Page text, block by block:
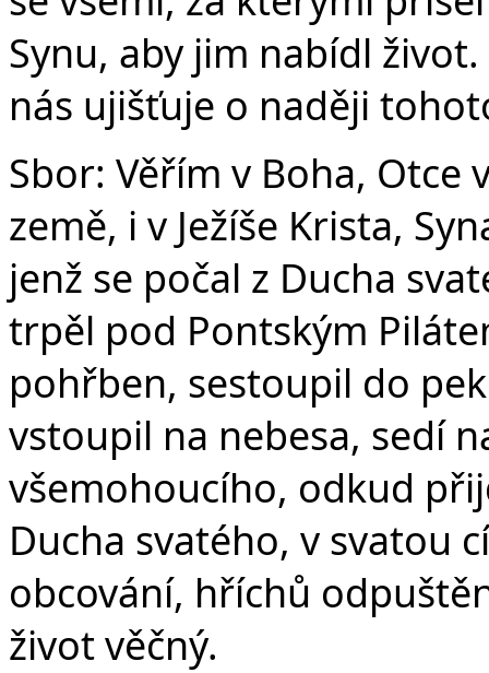
Synu, aby jim nabídl
nás ujišťuje o naději
Sbor: Věřím v Boha,
země, i v Ježíše Krista,
jenž se počal z Ducha
trpěl pod Pontským
pohřben, sestoupil do
vstoupil na nebesa, sedí
všemohoucího, odkud
Ducha svatého, v svatou
obcování, hříchů
život věčný.